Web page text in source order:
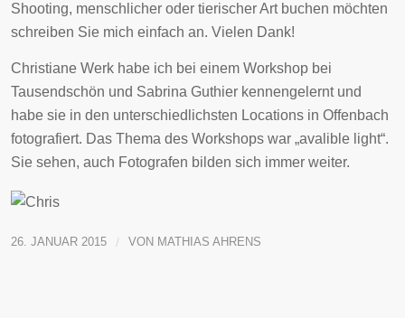
Shooting, menschlicher oder tierischer Art buchen möchten
schreiben Sie mich einfach an. Vielen Dank!
Christiane Werk habe ich bei einem Workshop bei
Tausendschön und Sabrina Guthier kennengelernt und
habe sie in den unterschiedlichsten Locations in Offenbach
fotografiert. Das Thema des Workshops war „avalible light“.
Sie sehen, auch Fotografen bilden sich immer weiter.
26. JANUAR 2015 / VON MATHIAS AHRENS